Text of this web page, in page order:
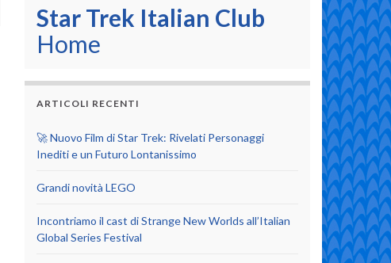
Star Trek Italian Club
Home
ARTICOLI RECENTI
🚀 Nuovo Film di Star Trek: Rivelati Personaggi
Inediti e un Futuro Lontanissimo
Grandi novità LEGO
Incontriamo il cast di Strange New Worlds all’Italian
Global Series Festival